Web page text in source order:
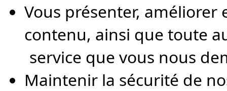
Vous présenter, améliorer
contenu, ainsi que toute
service que vous nous
Maintenir la sécurité de